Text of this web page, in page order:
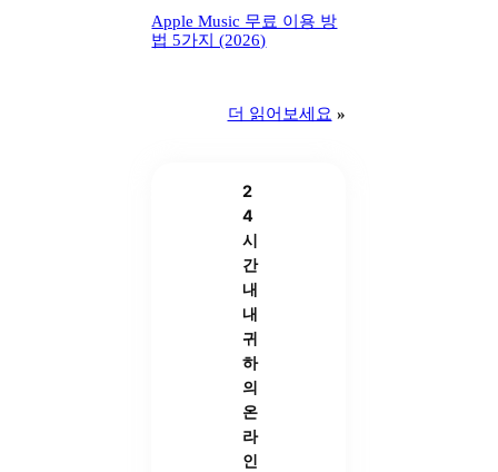
Apple Music 무료 이용 방
법 5가지 (2026)
더 읽어보세요 »
2
4
시
간
내
내
귀
하
의
온
라
인